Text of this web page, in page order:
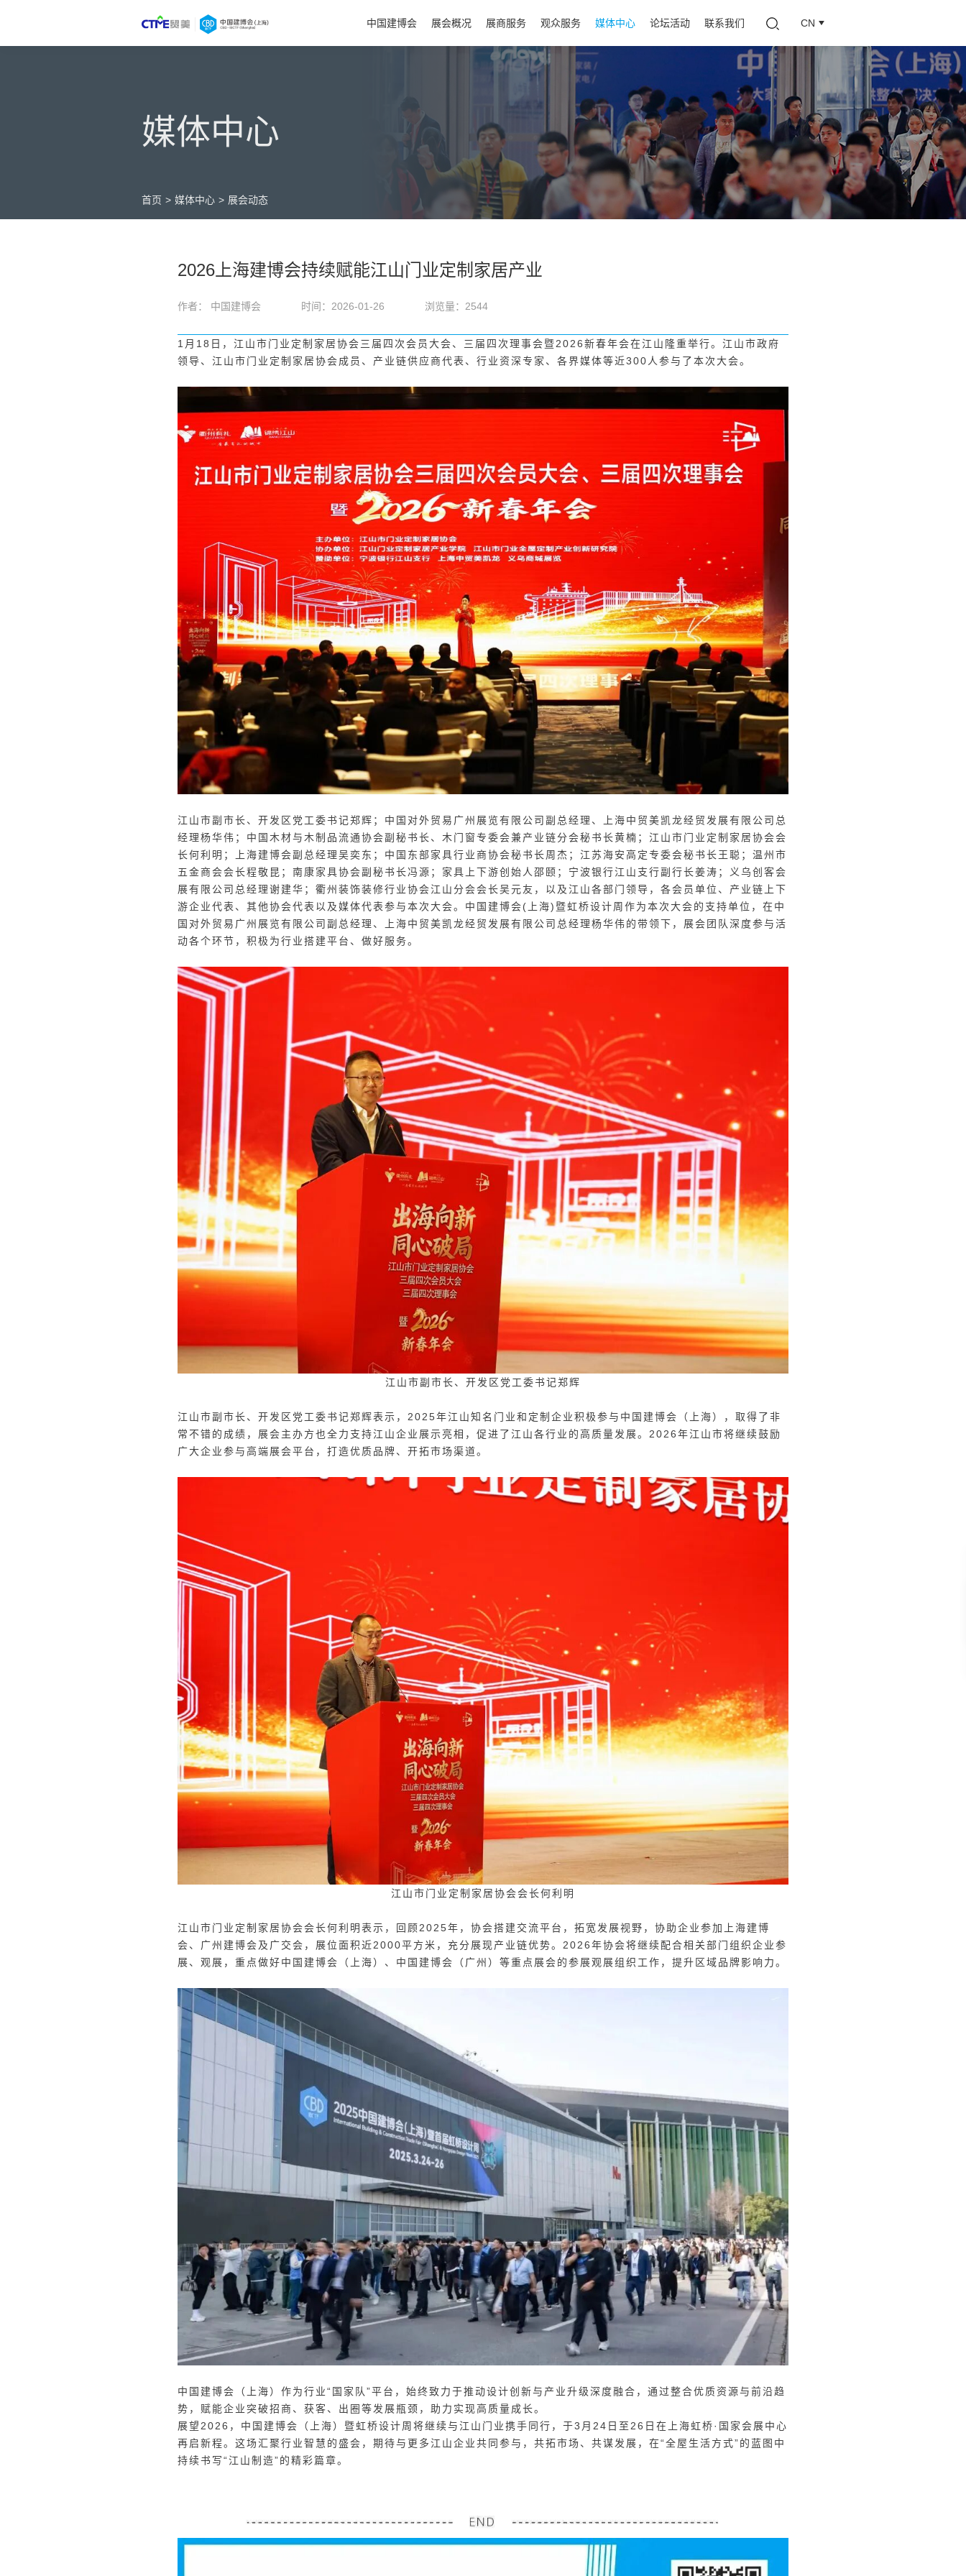
中国建博会 展会概况 展商服务 观众服务 媒体中心 论坛活动 联系我们 CN
媒体中心
首页 > 媒体中心 > 展会动态
2026上海建博会持续赋能江山门业定制家居产业
作者： 中国建博会 时间：2026-01-26 浏览量：2544
1月18日，江山市门业定制家居协会三届四次会员大会、三届四次理事会暨2026新春年会在江山隆重举行。江山市政府
领导、江山市门业定制家居协会成员、产业链供应商代表、行业资深专家、各界媒体等近300人参与了本次大会。
江山市副市长、开发区党工委书记郑辉；中国对外贸易广州展览有限公司副总经理、上海中贸美凯龙经贸发展有限公司总
经理杨华伟；中国木材与木制品流通协会副秘书长、木门窗专委会兼产业链分会秘书长黄楠；江山市门业定制家居协会会
长何利明；上海建博会副总经理吴奕东；中国东部家具行业商协会秘书长周杰；江苏海安高定专委会秘书长王聪；温州市
五金商会会长程敬昆；南康家具协会副秘书长冯源；家具上下游创始人邵颐；宁波银行江山支行副行长姜涛；义乌创客会
展有限公司总经理谢建华；衢州装饰装修行业协会江山分会会长吴元友，以及江山各部门领导，各会员单位、产业链上下
游企业代表、其他协会代表以及媒体代表参与本次大会。中国建博会( 上海)暨虹桥设计周作为本次大会的支持单位，在中
国对外贸易广州展览有限公司副总经理、上海中贸美凯龙经贸发展有限公司总经理杨华伟的带领下，展会团队深度参与活
动各个环节，积极为行业搭建平台、做好服务。
江山市副市长、开发区党工委书记郑辉
江山市副市长、开发区党工委书记郑辉表示，2025年江山知名门业和定制企业积极参与中国建博会（上海），取得了非
常不错的成绩，展会主办方也全力支持江山企业展示亮相，促进了江山各行业的高质量发展。2026年江山市将继续鼓励
广大企业参与高端展会平台，打造优质品牌、开拓市场渠道。
江山市门业定制家居协会会长何利明
江山市门业定制家居协会会长何利明表示，回顾2025年，协会搭建交流平台，拓宽发展视野，协助企业参加上海建博
会、广州建博会及广交会，展位面积近2000平方米，充分展现产业链优势。2026年协会将继续配合相关部门组织企业参
展、观展，重点做好中国建博会（上海） 、 中国建博会（广州） 等重点展会的参展观展组织工作，提升区域品牌影响力。
中国建博会（上海）作为行业“国家队”平台，始终致力于推动设计创新与产业升级深度融合，通过整合优质资源与前沿趋
势，赋能企业突破招商、获客、出圈等发展瓶颈，助力实现高质量成长。
展望2026，中国建博会（上海） 暨虹桥设计周 将继续与江山门业携手同行，于3月24日至26日在上海虹桥·国家会展中心
再启新程。这场汇聚行业智慧的盛会，期待与更多江山企业共同参与，共拓市场、共谋发展，在“全屋生活方式”的蓝图中
持续书写“江山制造”的精彩篇章。